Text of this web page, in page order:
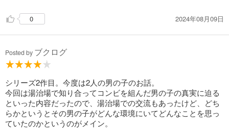
誰も本当に「悪い」人はいない（と私は思う）。
トラブルになってしまったりする。
もちろんそれは、大人になっても同じこと。
ただ、まだまだ年齢的に危うい中学生には、
「かねやま本館」のような場所が必要なのだろう。
この1学期にいろいろあって学校を休みがちだった娘が
出会えたらよかったなぁと思ってしまった。
次の巻も楽しみだ。
0 2024年08月09日
Posted by ブクログ
シリーズ2作目。今度は2人の男の子のお話。
今回は湯治場で知り合ってコンビを組んだ男の子の真実に迫る
といった内容だったので、湯治場での交流もあったけど、どち
らかというとその男の子がどんな環境にいてどんなことを思っ
ていたのかというのがメイン。